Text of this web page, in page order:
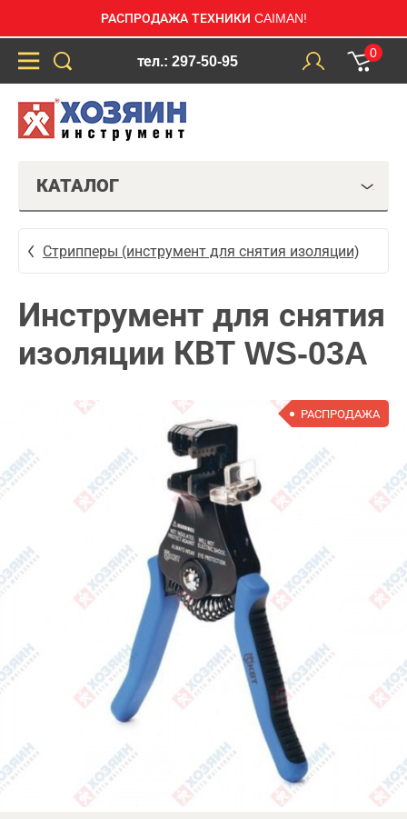
РАСПРОДАЖА ТЕХНИКИ CAIMAN!
тел.: 297-50-95
0
КАТАЛОГ
Стрипперы (инструмент для снятия изоляции)
Инструмент для снятия
изоляции КВТ WS-03A
РАСПРОДАЖА